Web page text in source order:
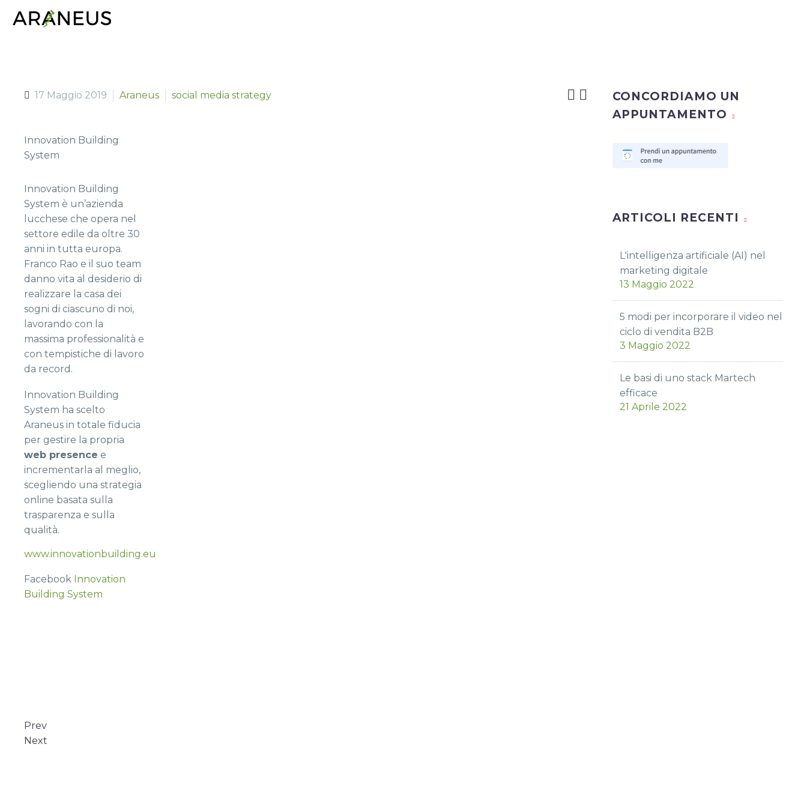
 
17 Maggio 2019 Araneus social media strategy
Innovation Building
System
Innovation Building
System è un’azienda
lucchese che opera nel
settore edile da oltre 30
anni in tutta europa.
Franco Rao e il suo team
danno vita al desiderio di
realizzare la casa dei
sogni di ciascuno di noi,
lavorando con la
massima professionalità e
con tempistiche di lavoro
da record.
Innovation Building
System ha scelto
Araneus in totale fiducia
per gestire la propria
web presence e
incrementarla al meglio,
scegliendo una strategia
online basata sulla
trasparenza e sulla
qualità.
www.innovationbuilding.eu
Facebook Innovation
Building System
Prev
Next
CONCORDIAMO UN
APPUNTAMENTO
ARTICOLI RECENTI
L'intelligenza artificiale (AI) nel
marketing digitale
13 Maggio 2022
5 modi per incorporare il video nel
ciclo di vendita B2B
3 Maggio 2022
Le basi di uno stack Martech
efficace
21 Aprile 2022